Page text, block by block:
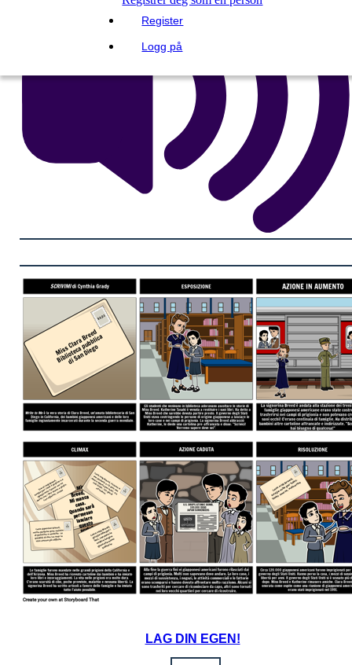
Register
Logg på
LAG DIN EGEN!